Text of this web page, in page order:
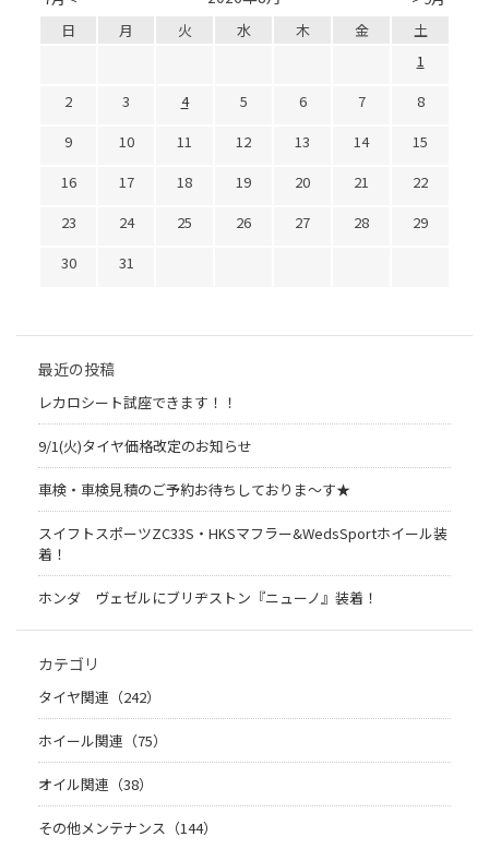
日 月 火 水 木 金
土
1
2
3 4 5 6 7
8
9
10 11 12 13 14
15
16
17 18 19 20 21
22
23
24 25 26 27 28
29
30
31
最近の投稿
レカロシート試座できます！！
9/1(火)タイヤ価格改定のお知らせ
車検・車検見積のご予約お待ちしておりま～す★
スイフトスポーツZC33S・HKSマフラー&WedsSportホイール装
着！
ホンダ ヴェゼルにブリヂストン『ニューノ』装着！
カテゴリ
タイヤ関連（242）
ホイール関連（75）
オイル関連（38）
その他メンテナンス（144）